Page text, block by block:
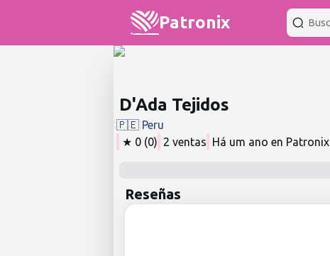
Patronix
D'Ada Tejidos
🇵🇪 Peru
★ 0 (0) 2 ventas Há um ano en Patronix
Reseñas